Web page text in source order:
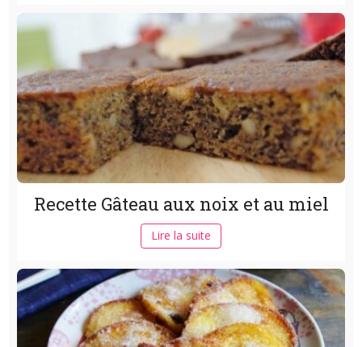
Recette Gâteau aux noix et au miel
Lire la suite